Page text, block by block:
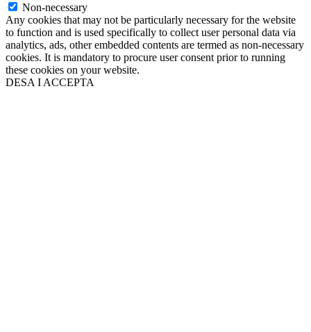
Non-necessary
Any cookies that may not be particularly necessary for the website
to function and is used specifically to collect user personal data via
analytics, ads, other embedded contents are termed as non-necessary
cookies. It is mandatory to procure user consent prior to running
these cookies on your website.
DESA I ACCEPTA